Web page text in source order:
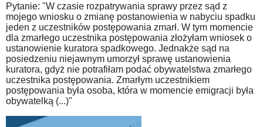
Pytanie: "W czasie rozpatrywania sprawy przez sąd z
mojego wniosku o zmianę postanowienia w nabyciu spadku
jeden z uczestników postępowania zmarł. W tym momencie
dla zmarłego uczestnika postępowania złożyłam wniosek o
ustanowienie kuratora spadkowego. Jednakże sąd na
posiedzeniu niejawnym umorzył sprawę ustanowienia
kuratora, gdyż nie potrafiłam podać obywatelstwa zmarłego
uczestnika postępowania. Zmarłym uczestnikiem
postępowania była osoba, która w momencie emigracji była
obywatelką (...)"